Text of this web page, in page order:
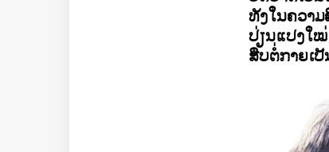
ທັງໃນຄວາ
ປ່ຽນແປງໃ
ສືບຕໍ່ກາຍເ